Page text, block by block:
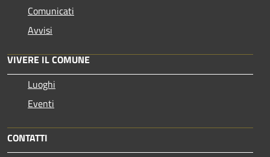
Comunicati
Avvisi
VIVERE IL COMUNE
Luoghi
Eventi
CONTATTI